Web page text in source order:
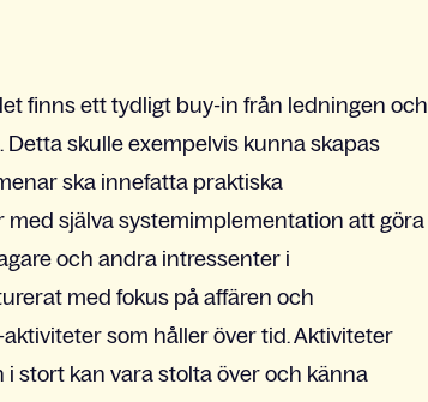
finns ett tydligt buy-in från ledningen och
skulle exempelvis kunna skapas
ska innefatta praktiska
själva systemimplementation att göra
och andra intressenter i
med fokus på affären och
som håller över tid. Aktiviteter
stort kan vara stolta över och känna